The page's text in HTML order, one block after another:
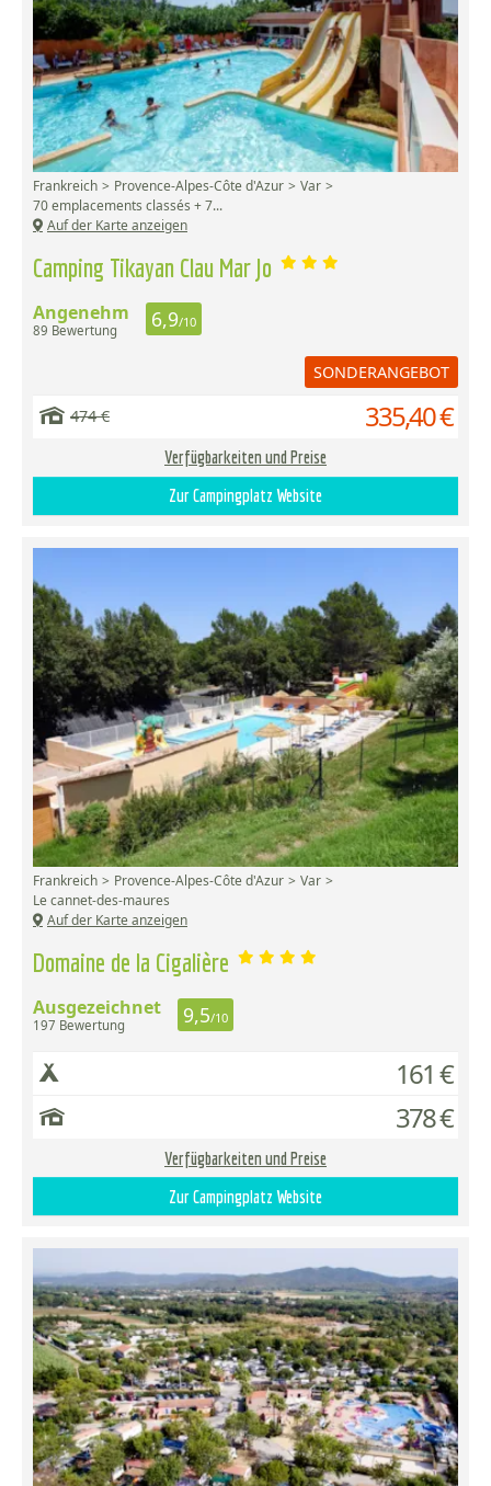
Camping Tikayan Clau Mar Jo
Frankreich Provence-Alpes-Côte d'Azur
Var
70 emplacements classés + 7...
Auf der Karte anzeigen
Angenehm
89 Bewertung 6,9/10
SONDERANGEBOT
474 € 335,40 €
Verfügbarkeiten und Preise
Zur Campingplatz Website
Domaine de la Cigalière
Frankreich Provence-Alpes-Côte d'Azur
Var
Le cannet-des-maures
Auf der Karte anzeigen
Ausgezeichnet
197 Bewertung 9,5/10
161 €
378 €
Verfügbarkeiten und Preise
Zur Campingplatz Website